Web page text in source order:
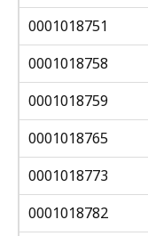
0001018751
0001018758
0001018759
0001018765
0001018773
0001018782